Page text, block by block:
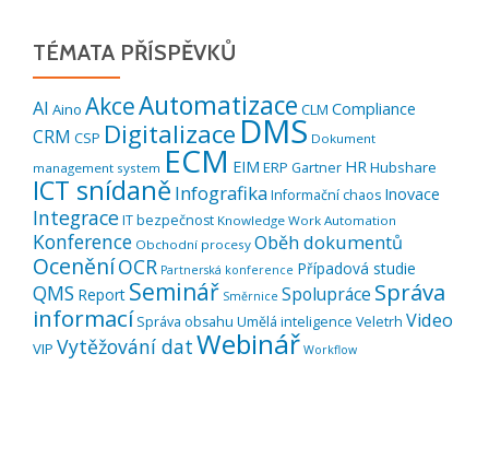
TÉMATA PŘÍSPĚVKŮ
AI Aino AkceAutomatizace CLM Compliance
CRM CSP Digitalizace DMS Dokument
management system ECM EIM ERP Gartner HRHubshare
ICT snídaně InfografikaInformační chaos Inovace
IntegraceIT bezpečnost Knowledge Work Automation
Konference Obchodní procesy Oběh dokumentů
OceněníOCR Partnerská konference Případová studie
QMS Report Seminář Směrnice Spolupráce Správa
informací Správa obsahu Umělá inteligence Veletrh Video
VIP Vytěžování datWebinář Workflow